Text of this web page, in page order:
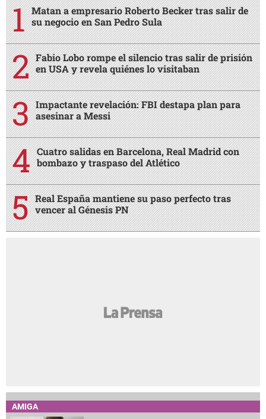
Matan a empresario Roberto Becker tras salir de
su negocio en San Pedro Sula
Fabio Lobo rompe el silencio tras salir de prisión
en USA y revela quiénes lo visitaban
Impactante revelación: FBI destapa plan para
asesinar a Messi
Cuatro salidas en Barcelona, Real Madrid con
bombazo y traspaso del Atlético
Real España mantiene su paso perfecto tras
vencer al Génesis PN
AMIGA